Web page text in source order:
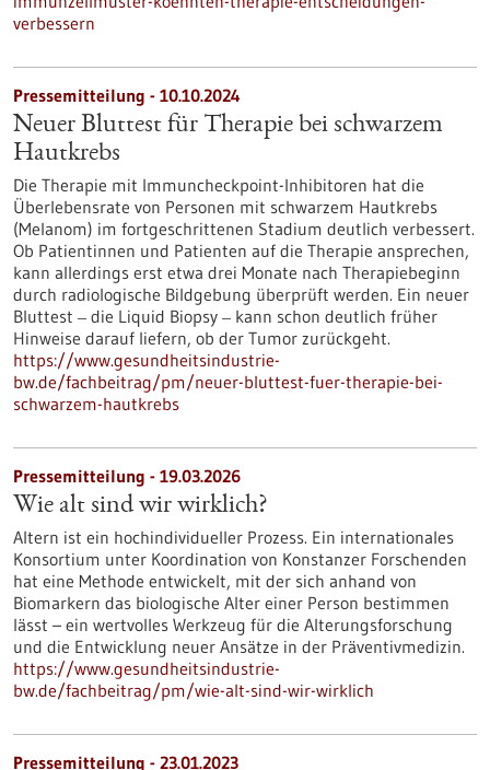
verbessern
Pressemitteilung - 10.10.2024
Neuer Bluttest für Therapie bei schwarzem
Hautkrebs
Die Therapie mit Immuncheckpoint-Inhibitoren hat die
Überlebensrate von Personen mit schwarzem Hautkrebs
(Melanom) im fortgeschrittenen Stadium deutlich verbessert.
Ob Patientinnen und Patienten auf die Therapie ansprechen,
kann allerdings erst etwa drei Monate nach Therapiebeginn
durch radiologische Bildgebung überprüft werden. Ein neuer
Bluttest ‒ die Liquid Biopsy ‒ kann schon deutlich früher
Hinweise darauf liefern, ob der Tumor zurückgeht.
https://www.gesundheitsindustrie-
bw.de/fachbeitrag/pm/neuer-bluttest-fuer-therapie-bei-
schwarzem-hautkrebs
Pressemitteilung - 19.03.2026
Wie alt sind wir wirklich?
Altern ist ein hochindividueller Prozess. Ein internationales
Konsortium unter Koordination von Konstanzer Forschenden
hat eine Methode entwickelt, mit der sich anhand von
Biomarkern das biologische Alter einer Person bestimmen
lässt – ein wertvolles Werkzeug für die Alterungsforschung
und die Entwicklung neuer Ansätze in der Präventivmedizin.
https://www.gesundheitsindustrie-
bw.de/fachbeitrag/pm/wie-alt-sind-wir-wirklich
Pressemitteilung - 23.01.2023